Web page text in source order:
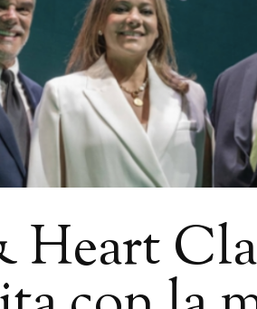
Heart